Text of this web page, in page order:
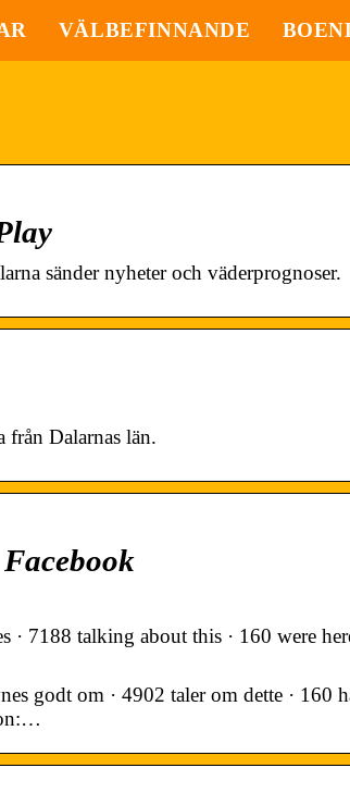
VÄLBEFINNANDE
sänder nyheter och väderprognoser.
från Dalarnas län.
7188 talking about this · 160 were
godt om · 4902 taler om dette · 160